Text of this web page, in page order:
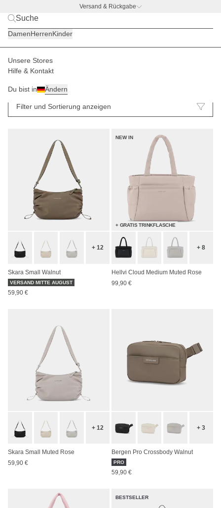
Versand & Rückgabe
DamenHerrenKinder
Unsere Stores
Hilfe & Kontakt
Du bist in Ändern
Taschen
Filter und Sortierung anzeigen
+ 12
Skara Small Walnut
VERSAND MITTE AUGUST
59,90 €
NEW IN
+ GRATIS TRINKFLASCHE
+ 8
Hellvi Cloud Medium Muted Rose
99,90 €
+ 12
Skara Small Muted Rose
59,90 €
+ 3
Bergen Pro Crossbody Walnut
PRO
59,90 €
BESTSELLER